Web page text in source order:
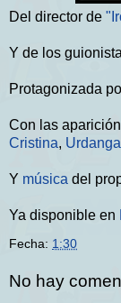
Del director de
Y de los
Protagonizada
Con las
Cristina,
Y música del
Ya disponible en
Fecha: 1:30
No hay